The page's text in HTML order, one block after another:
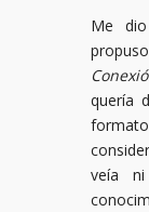
Me
quería
veía